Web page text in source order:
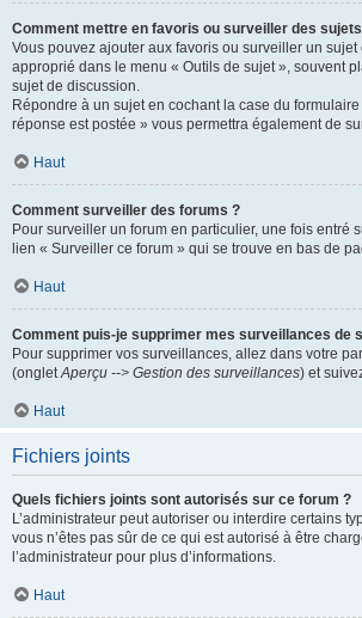
Comment mettre en favoris ou surveiller des
Vous pouvez ajouter aux favoris ou surveiller un
approprié dans le menu « Outils de sujet », souvent
sujet de discussion.
Répondre à un sujet en cochant la case du formulaire
réponse est postée » vous permettra également de
Haut
Comment surveiller des forums ?
Pour surveiller un forum en particulier, une fois entré
lien « Surveiller ce forum » qui se trouve en bas de
Haut
Comment puis-je supprimer mes surveillances de
Pour supprimer vos surveillances, allez dans votre
(ongletAperçu --> Gestion des surveillances) et
Haut
Fichiers joints
Quels fichiers joints sont autorisés sur ce forum ?
L’administrateur peut autoriser ou interdire certains
vous n’êtes pas sûr de ce qui est autorisé à être
l’administrateur pour plus d’informations.
Haut